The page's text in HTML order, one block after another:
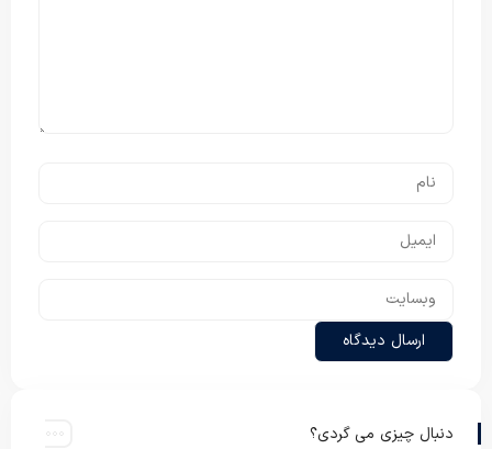
دنبال چیزی می گردی؟